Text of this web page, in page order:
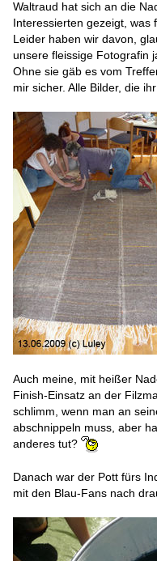
Waltraud hat sich an die
Interessierten gezeigt, was
Leider haben wir davon,
unsere fleissige Fotografin
Ohne sie gäb es vom
mir sicher. Alle Bilder, die
Auch meine, mit heißer
Finish-Einsatz an der
schlimm, wenn man an
abschnippeln muss, aber
anderes tut?
Danach war der Pott fürs
mit den Blau-Fans nach